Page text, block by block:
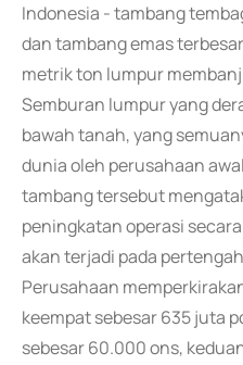
Indonesia - tambang
dan tambang emas
metrik ton lumpur
Semburan lumpur yang
bawah tanah, yang
dunia oleh perusahaan
tambang tersebut
peningkatan operasi
akan terjadi pada
Perusahaan
keempat sebesar 635 juta
sebesar 60.000 ons,